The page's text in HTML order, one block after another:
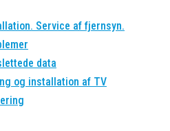
Service af fjernsyn.
data
og installation af TV